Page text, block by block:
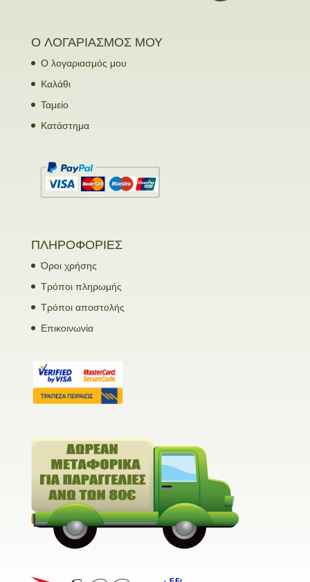
Ο ΛΟΓΑΡΙΑΣΜΟΣ ΜΟΥ
Ο λογαριασμός μου
Καλάθι
Ταμείο
Κατάστημα
ΠΛΗΡΟΦΟΡΙΕΣ
Όροι χρήσης
Τρόποι πληρωμής
Τρόποι αποστολής
Επικοινωνία